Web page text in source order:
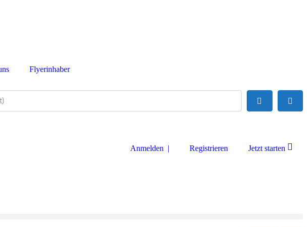
Flyerinhaber
Anmelden | Registrieren Jetzt starten